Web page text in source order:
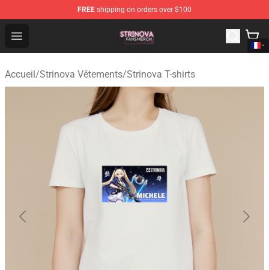
FREE shipping on orders over $100
Open menu
Strinova Shop - Official Strinova Merchandise Store
Accueil/Strinova Vêtements/Strinova T-shirts